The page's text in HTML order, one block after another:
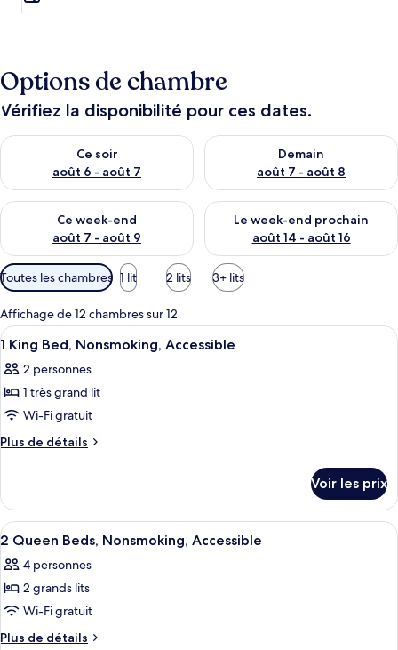
Options de chambre
Vérifiez la disponibilité pour ces dates.
Ce soir
août 6 - août 7
Vérifier la disponibilité pour ce soir août 6 - août 7
Demain
août 7 - août 8
Vérifier la disponibilité pour
Ce week-end
août 7 - août 9
Vérifier la disponibilité pour ce week-end août 7 - août 9
Le week-end prochain
août 14 - août 16
Vérifier la disponibilité pour
Filtres
disponibles
pour
les
chambres
Toutes les chambres 1 lit 2 lits 3+ lits
Affichage de 12 chambres sur 12
Afficher
toutes
les
photos
pour
ce
chambre :
King
Bed,
Nonsmoking,
Accessible
Une chambre d’hôtel équipée d’un
9
1 King Bed, Nonsmoking, Accessible
2 personnes
1 très grand lit
Wi-Fi gratuit
Plus de détails
Plus
le
type
de
King
Nonsmoking,
Accessible
Voir les prix
Afficher
toutes
les
photos
pour
ce
Une chambre d’hôtel avec deux lits,
10
2 Queen Beds, Nonsmoking, Accessible
4 personnes
2 grands lits
Wi-Fi gratuit
Plus de détails
Plus